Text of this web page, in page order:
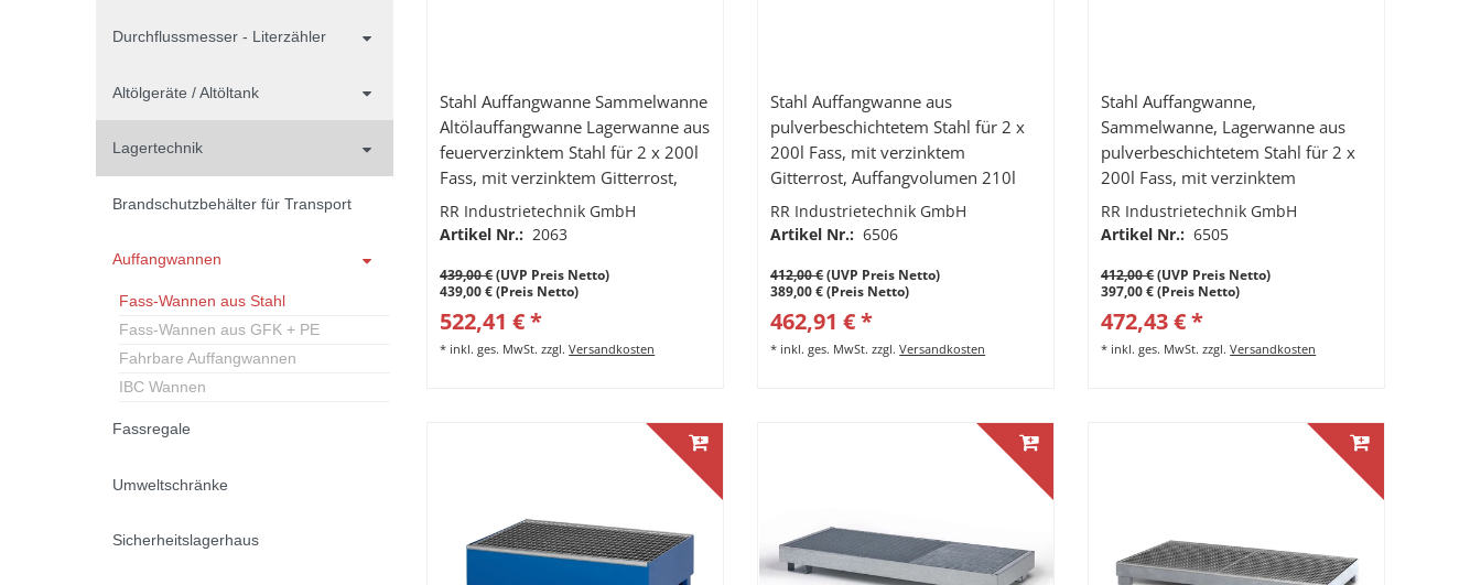
Durchflussmesser - Literzähler
Altölgeräte / Altöltank
Lagertechnik
Brandschutzbehälter für Transport
Auffangwannen
Fass-Wannen aus Stahl
Fass-Wannen aus GFK + PE
Fahrbare Auffangwannen
IBC Wannen
Fassregale
Umweltschränke
Sicherheitslagerhaus
Stahl Auffangwanne Sammelwanne
Altölauffangwanne Lagerwanne aus
feuerverzinktem Stahl für 2 x 200l
Fass, mit verzinktem Gitterrost,
Auffangvolumen 210l, 1200 x 800
x 350 mm (BxTxH)
RR Industrietechnik GmbH
Artikel Nr.: 2063
439,00 €(UVP Preis Netto)
439,00 € (Preis Netto)
522,41 € *
* inkl. ges. MwSt. zzgl.Versandkosten
Stahl Auffangwanne aus
pulverbeschichtetem Stahl für 2 x
200l Fass, mit verzinktem
Gitterrost, Auffangvolumen 210l
RR Industrietechnik GmbH
Artikel Nr.: 6506
412,00 €(UVP Preis Netto)
389,00 € (Preis Netto)
462,91 € *
* inkl. ges. MwSt. zzgl.Versandkosten
Stahl Auffangwanne,
Sammelwanne, Lagerwanne aus
pulverbeschichtetem Stahl für 2 x
200l Fass, mit verzinktem
Gitterrost, Auffangvolumen 210l,
1200 x 800 x 350 mm (BxTxH)
RR Industrietechnik GmbH
Artikel Nr.: 6505
412,00 €(UVP Preis Netto)
397,00 € (Preis Netto)
472,43 € *
* inkl. ges. MwSt. zzgl.Versandkosten